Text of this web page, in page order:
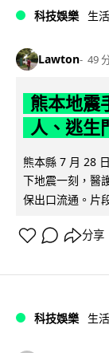
科技娛樂 生
Lawton 49
熊本地震
人、逃生
熊本縣 7 月 28
下地震一刻，醫
保出口流通。片
分享
科技娛樂 生